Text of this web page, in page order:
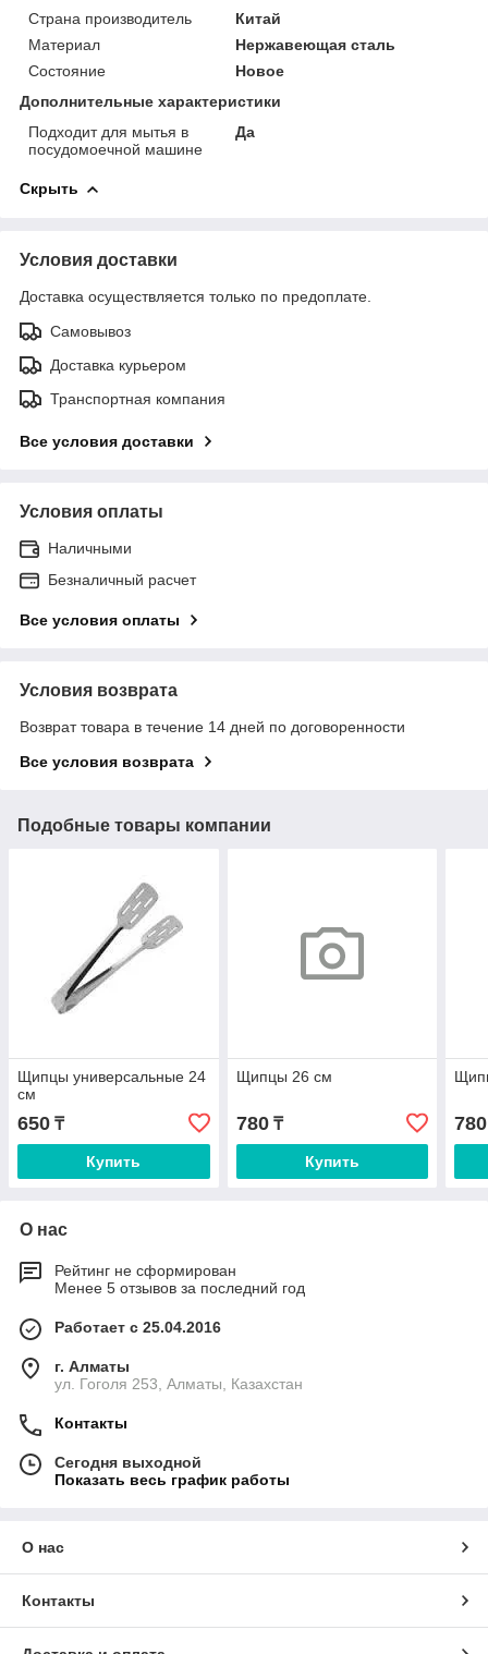
Страна производитель
Китай
Материал
Нержавеющая сталь
Состояние
Новое
Дополнительные характеристики
Подходит для мытья в
посудомоечной машине
Да
Скрыть
Условия доставки
Доставка осуществляется только по предоплате.
Самовывоз
Доставка курьером
Транспортная компания
Все условия доставки
Условия оплаты
Наличными
Безналичный расчет
Все условия оплаты
Условия возврата
Возврат товара в течение 14 дней по договоренности
Все условия возврата
Подобные товары компании
Щипцы универсальные 24
см
650 ₸
Купить
Щипцы 26 см
780₸
Купить
780
О нас
Рейтинг не сформирован
Менее 5 отзывов за последний год
Работает с 25.04.2016
г. Алматы
ул. Гоголя 253, Алматы, Казахстан
Контакты
Сегодня выходной
Показать весь график работы
О нас
Контакты